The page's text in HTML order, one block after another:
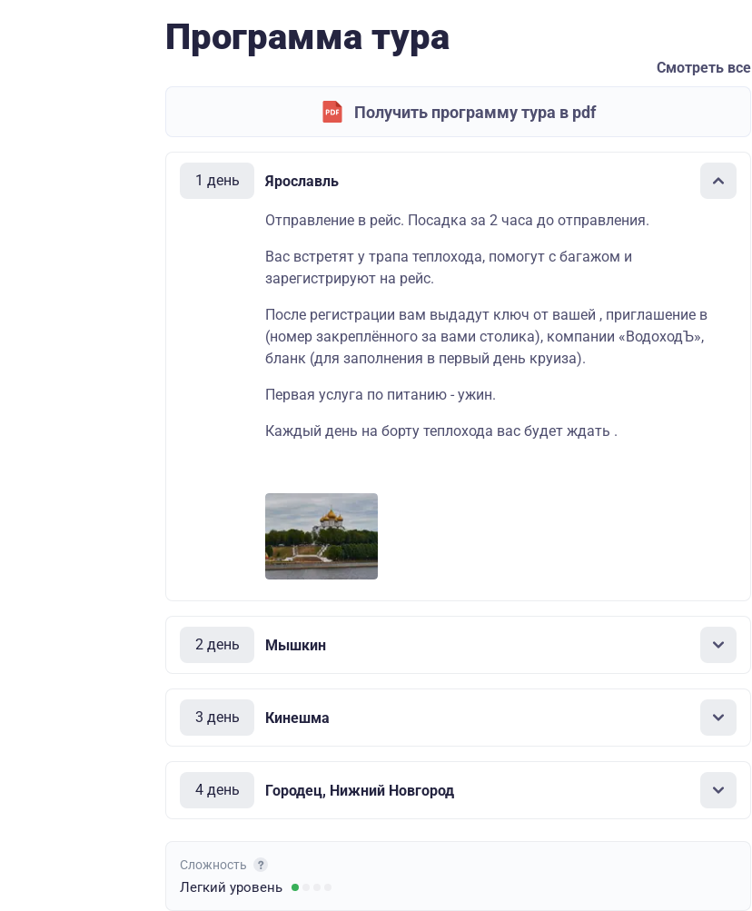
Программа тура
Смотреть все
Получить программу тура в pdf
1 день Ярославль
Отправление в рейс. Посадка за 2 часа до отправления.
Вас встретят у трапа теплохода, помогут с багажом и
зарегистрируют на рейс.
После регистрации вам выдадут ключ от вашей , приглашение в
(номер закреплённого за вами столика), компании «ВодоходЪ»,
бланк (для заполнения в первый день круиза).
Первая услуга по питанию - ужин.
Каждый день на борту теплохода вас будет ждать .
2 день Мышкин
3 день Кинешма
4 день Городец, Нижний Новгород
Сложность
Легкий уровень